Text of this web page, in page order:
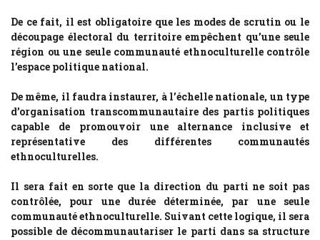
De ce fait, il est obligatoire que les modes de scrutin ou le
découpage électoral du territoire empêchent qu’une seule
région ou une seule communauté ethnoculturelle contrôle
l’espace politique national.
De même, il faudra instaurer, à l’échelle nationale, un type
d’organisation transcommunautaire des partis politiques
capable de promouvoir une alternance inclusive et
représentative des différentes communautés
ethnoculturelles.
Il sera fait en sorte que la direction du parti ne soit pas
contrôlée, pour une durée déterminée, par une seule
communauté ethnoculturelle. Suivant cette logique, il sera
possible de décommunautariser le parti dans sa structure